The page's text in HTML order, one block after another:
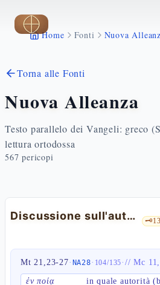
Vai al contenuto principale
Home Fonti Nuova
Torna alle Fonti
Nuova Alleanza
Testo parallelo dei Vangeli: greco
lettura ortodossa
567 pericopi
Discussione sull'autorità di Gesù 🗝️13
Mt 21,23-27· NA28· 104/135·//Mc
ἐν ποίᾳ
in quale autorità